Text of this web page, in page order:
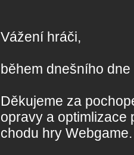
Vážení hráči,
během dnešního
Děkujeme za
opravy a optimlizace
chodu hry Webgame.